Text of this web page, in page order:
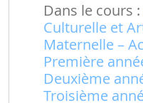
Dans le cours :
Culturelle et
Maternelle –
Première
Deuxième
Troisième